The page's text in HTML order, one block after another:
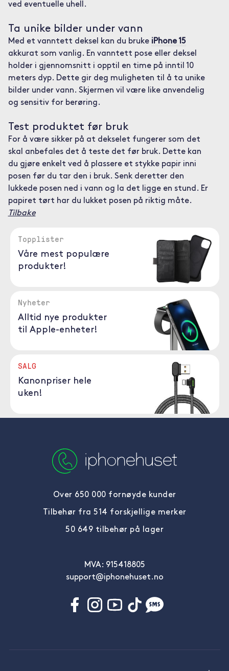
ved eventuelle uhell.
Ta unike bilder under vann
Med et vanntett deksel kan du bruke iPhone 15
akkurat som vanlig. En vanntett pose eller deksel
holder i gjennomsnitt i opptil en time på inntil 10
meters dyp. Dette gir deg muligheten til å ta unike
bilder under vann. Skjermen vil være like anvendelig
og sensitiv for berøring.
Test produktet før bruk
For å være sikker på at dekselet fungerer som det
skal anbefales det å teste det før bruk. Dette kan
du gjøre enkelt ved å plassere et stykke papir inni
posen før du tar den i bruk. Senk deretter den
lukkede posen ned i vann og la det ligge en stund. Er
papiret tørt har du lukket posen på riktig måte.
Tilbake
Topplister
Våre mest populære
produkter!
Nyheter
Alltid nye produkter
til Apple-enheter!
SALG
Kanonpriser hele
uken!
Over 650 000 fornøyde kunder
Tilbehør fra 514 forskjellige merker
50 649 tilbehør på lager
MVA: 915418805
support@iphonehuset.no